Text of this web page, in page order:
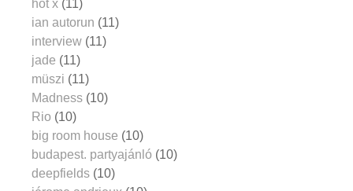
hot x (11)
ian autorun (11)
interview (11)
jade (11)
müszi (11)
Madness (10)
Rio (10)
big room house (10)
budapest. partyajánló (10)
deepfields (10)